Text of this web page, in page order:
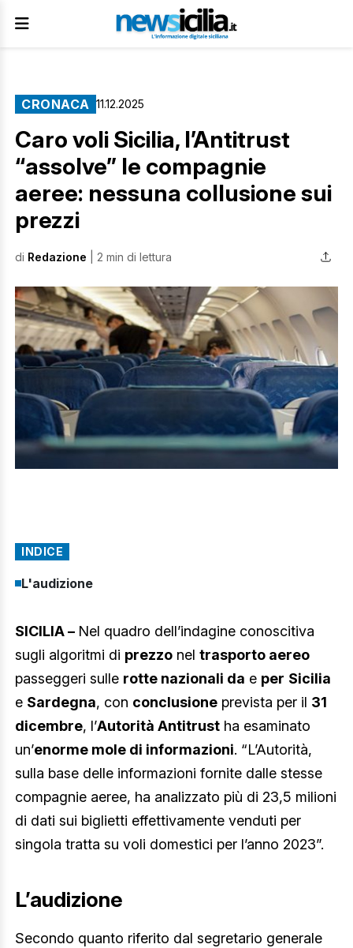
CRONACA 11.12.2025
Caro voli Sicilia, l’Antitrust
“assolve” le compagnie
aeree: nessuna collusione sui
prezzi
di Redazione | 2 min di lettura
INDICE
L'audizione
SICILIA – Nel quadro dell’indagine conoscitiva
sugli algoritmi di prezzo nel trasporto aereo
passeggeri sulle rotte nazionali da e per Sicilia
e Sardegna, con conclusione prevista per il 31
dicembre, l’Autorità Antitrust ha esaminato
un’enorme mole di informazioni. “L’Autorità,
sulla base delle informazioni fornite dalle stesse
compagnie aeree, ha analizzato più di 23,5 milioni
di dati sui biglietti effettivamente venduti per
singola tratta su voli domestici per l’anno 2023”.
L’audizione
Secondo quanto riferito dal segretario generale